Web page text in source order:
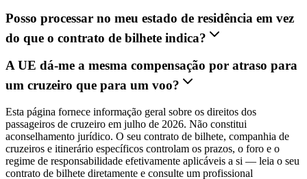
Posso processar no meu estado de residência em vez
do que o contrato de bilhete indica?
A UE dá-me a mesma compensação por atraso para
um cruzeiro que para um voo?
Esta página fornece informação geral sobre os direitos dos
passageiros de cruzeiro em julho de 2026. Não constitui
aconselhamento jurídico. O seu contrato de bilhete, companhia de
cruzeiros e itinerário específicos controlam os prazos, o foro e o
regime de responsabilidade efetivamente aplicáveis a si — leia o seu
contrato de bilhete diretamente e consulte um profissional